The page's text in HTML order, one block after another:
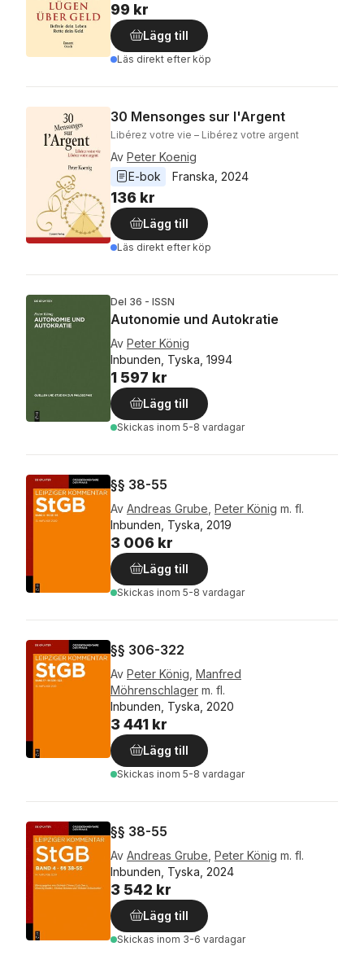
99 kr
Lägg till
Läs direkt efter köp
30 Mensonges sur l'Argent
Libérez votre vie – Libérez votre argent
Av Peter Koenig
E-bok
Franska 2024
136 kr
Lägg till
Läs direkt efter köp
Del 36 - ISSN
Autonomie und Autokratie
Av Peter König
Inbunden, Tyska, 1994
1 597 kr
Lägg till
Skickas inom 5-8 vardagar
§§ 38-55
Av Andreas Grube Peter König m. fl.
Inbunden, Tyska, 2019
3 006 kr
Lägg till
Skickas inom 5-8 vardagar
§§ 306-322
Av Peter König Manfred
Möhrenschlager m. fl.
Inbunden, Tyska, 2020
3 441 kr
Lägg till
Skickas inom 5-8 vardagar
§§ 38-55
Av Andreas Grube Peter König m. fl.
Inbunden, Tyska, 2024
3 542 kr
Lägg till
Skickas inom 3-6 vardagar